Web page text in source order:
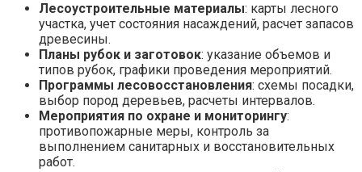
Лесоустроительные материалы: карты лесного
участка, учет состояния насаждений, расчет запасов
древесины.
Планы рубок и заготовок: указание объемов и
типов рубок, графики проведения мероприятий.
Программы лесовосстановления: схемы посадки,
выбор пород деревьев, расчеты интервалов.
Мероприятия по охране и мониторингу:
противопожарные меры, контроль за
выполнением санитарных и восстановительных
работ.